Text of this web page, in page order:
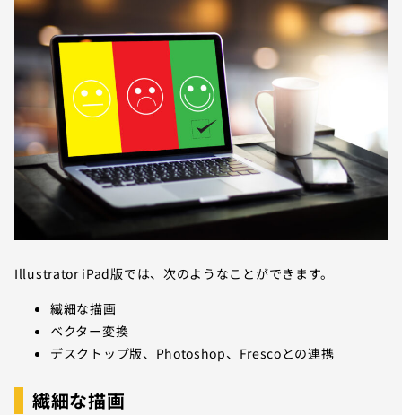
Illustrator iPad版では、次のようなことができます。
繊細な描画
ベクター変換
デスクトップ版、Photoshop、Frescoとの連携
繊細な描画